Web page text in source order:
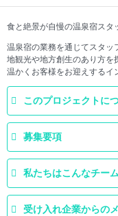
食と絶景が自慢の温泉宿スタ
温泉宿の業務を通じてスタッ
地観光や地方創生のあり方を
温かくお客様をお迎えするイ
このプロジェクトに
募集要項
私たちはこんなチー
受け入れ企業からの